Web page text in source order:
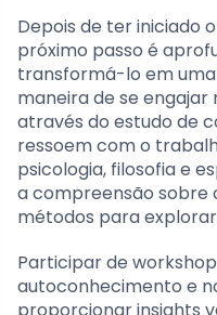
Depois de ter iniciado
próximo passo é
transformá-lo em
maneira de se
através do estudo de
ressoem com o
psicologia, filosofia e
a compreensão sobre
métodos para
Participar de
autoconhecimento e